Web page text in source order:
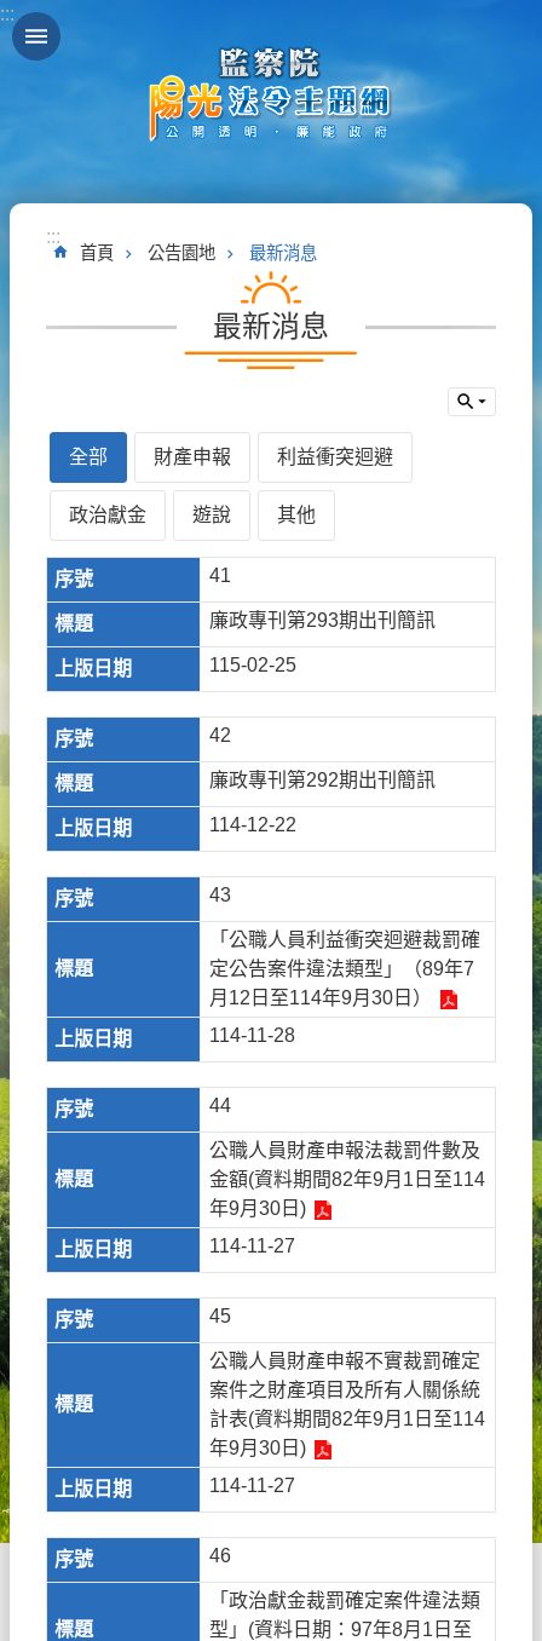
跳到主要內容區塊
:::
:::
首頁 公告園地 最新消息
最新消息
全部 財產申報 利益衝突迴避
政治獻金 遊說 其他
41
廉政專刊第293期出刊簡訊
115-02-25
42
廉政專刊第292期出刊簡訊
114-12-22
43
「公職人員利益衝突迴避裁罰確
定公告案件違法類型」（89年7
月12日至114年9月30日）
114-11-28
44
公職人員財產申報法裁罰件數及
金額(資料期間82年9月1日至114
年9月30日)
114-11-27
45
公職人員財產申報不實裁罰確定
案件之財產項目及所有人關係統
計表(資料期間82年9月1日至114
年9月30日)
114-11-27
46
「政治獻金裁罰確定案件違法類
型」(資料日期：97年8月1日至